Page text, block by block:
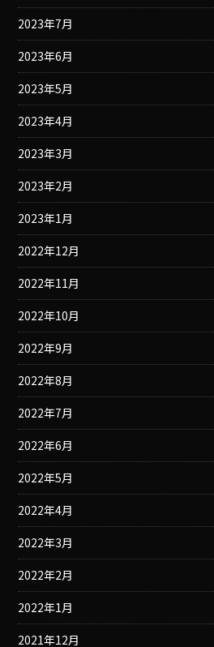
2023年7月
2023年6月
2023年5月
2023年4月
2023年3月
2023年2月
2023年1月
2022年12月
2022年11月
2022年10月
2022年9月
2022年8月
2022年7月
2022年6月
2022年5月
2022年4月
2022年3月
2022年2月
2022年1月
2021年12月